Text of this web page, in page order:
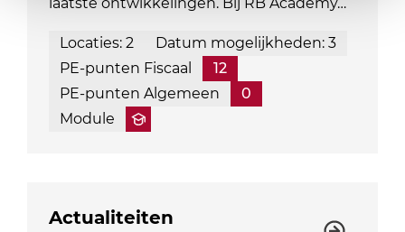
Locaties: 2
Datum mogelijkheden: 3
PE-punten Fiscaal
12
PE-punten Algemeen
0
Module
Actualiteiten